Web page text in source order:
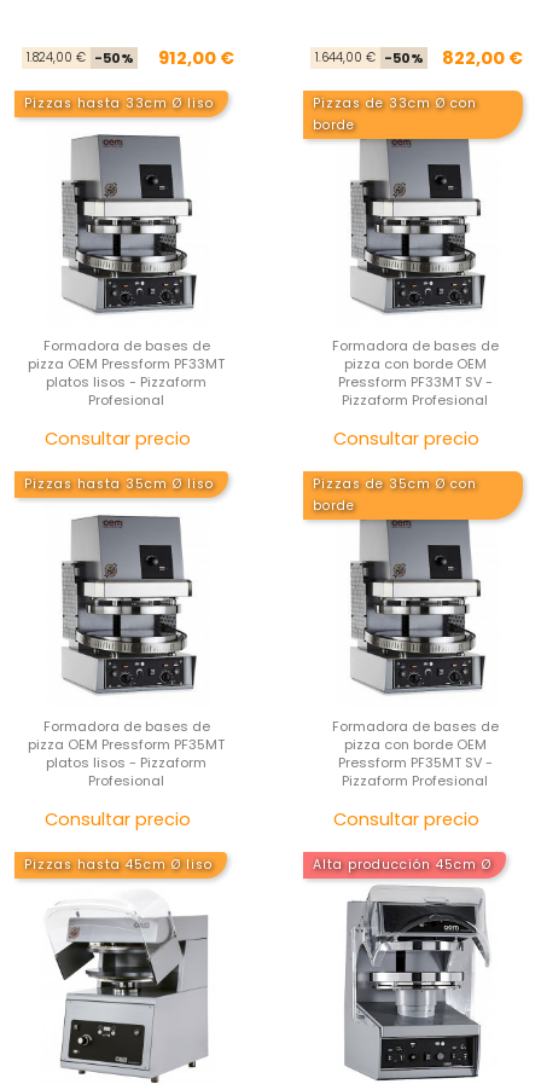
Precio base
1.824,00 € -50% Precio
912,00 € 1.644,00 € -50% 822,00 €
Pizzas hasta 33cm Ø liso
Formadora de bases de
pizza OEM Pressform PF33MT
platos lisos - Pizzaform
Profesional
Consultar precio
Pizzas de 33cm Ø con
borde
Formadora de bases de
pizza con borde OEM
Pressform PF33MT SV -
Pizzaform Profesional
Consultar precio
Pizzas hasta 35cm Ø liso
Formadora de bases de
pizza OEM Pressform PF35MT
platos lisos - Pizzaform
Profesional
Consultar precio
Pizzas de 35cm Ø con
borde
Formadora de bases de
pizza con borde OEM
Pressform PF35MT SV -
Pizzaform Profesional
Consultar precio
Pizzas hasta 45cm Ø liso Alta producción 45cm Ø